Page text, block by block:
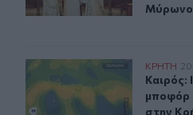
Καιρός: Ισχυροί άνεμοι
ΚΡΗΤΗ
Καιρός:
μποφόρ
στην